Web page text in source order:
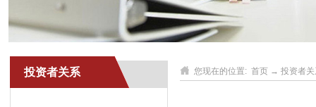
投资者关系 您现在的位置: 首页 → 投资者